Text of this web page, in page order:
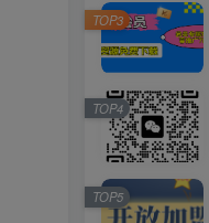
TOP3
TOP4
TOP5